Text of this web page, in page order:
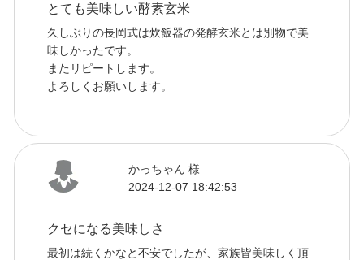
とても美味しい酵素玄米
久しぶりの長岡式は炊飯器の発酵玄米とは別物で美
味しかったです。
またリピートします。
よろしくお願いします。
かっちゃん 様
2024-12-07 18:42:53
クセになる美味しさ
最初は続くかなと不安でしたが、家族皆美味しく頂